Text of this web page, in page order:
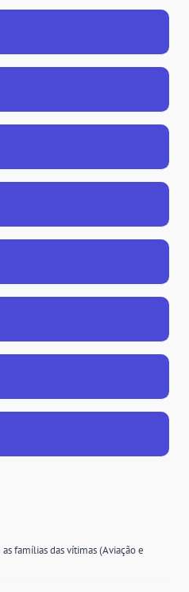
famílias das vítimas (Aviação e